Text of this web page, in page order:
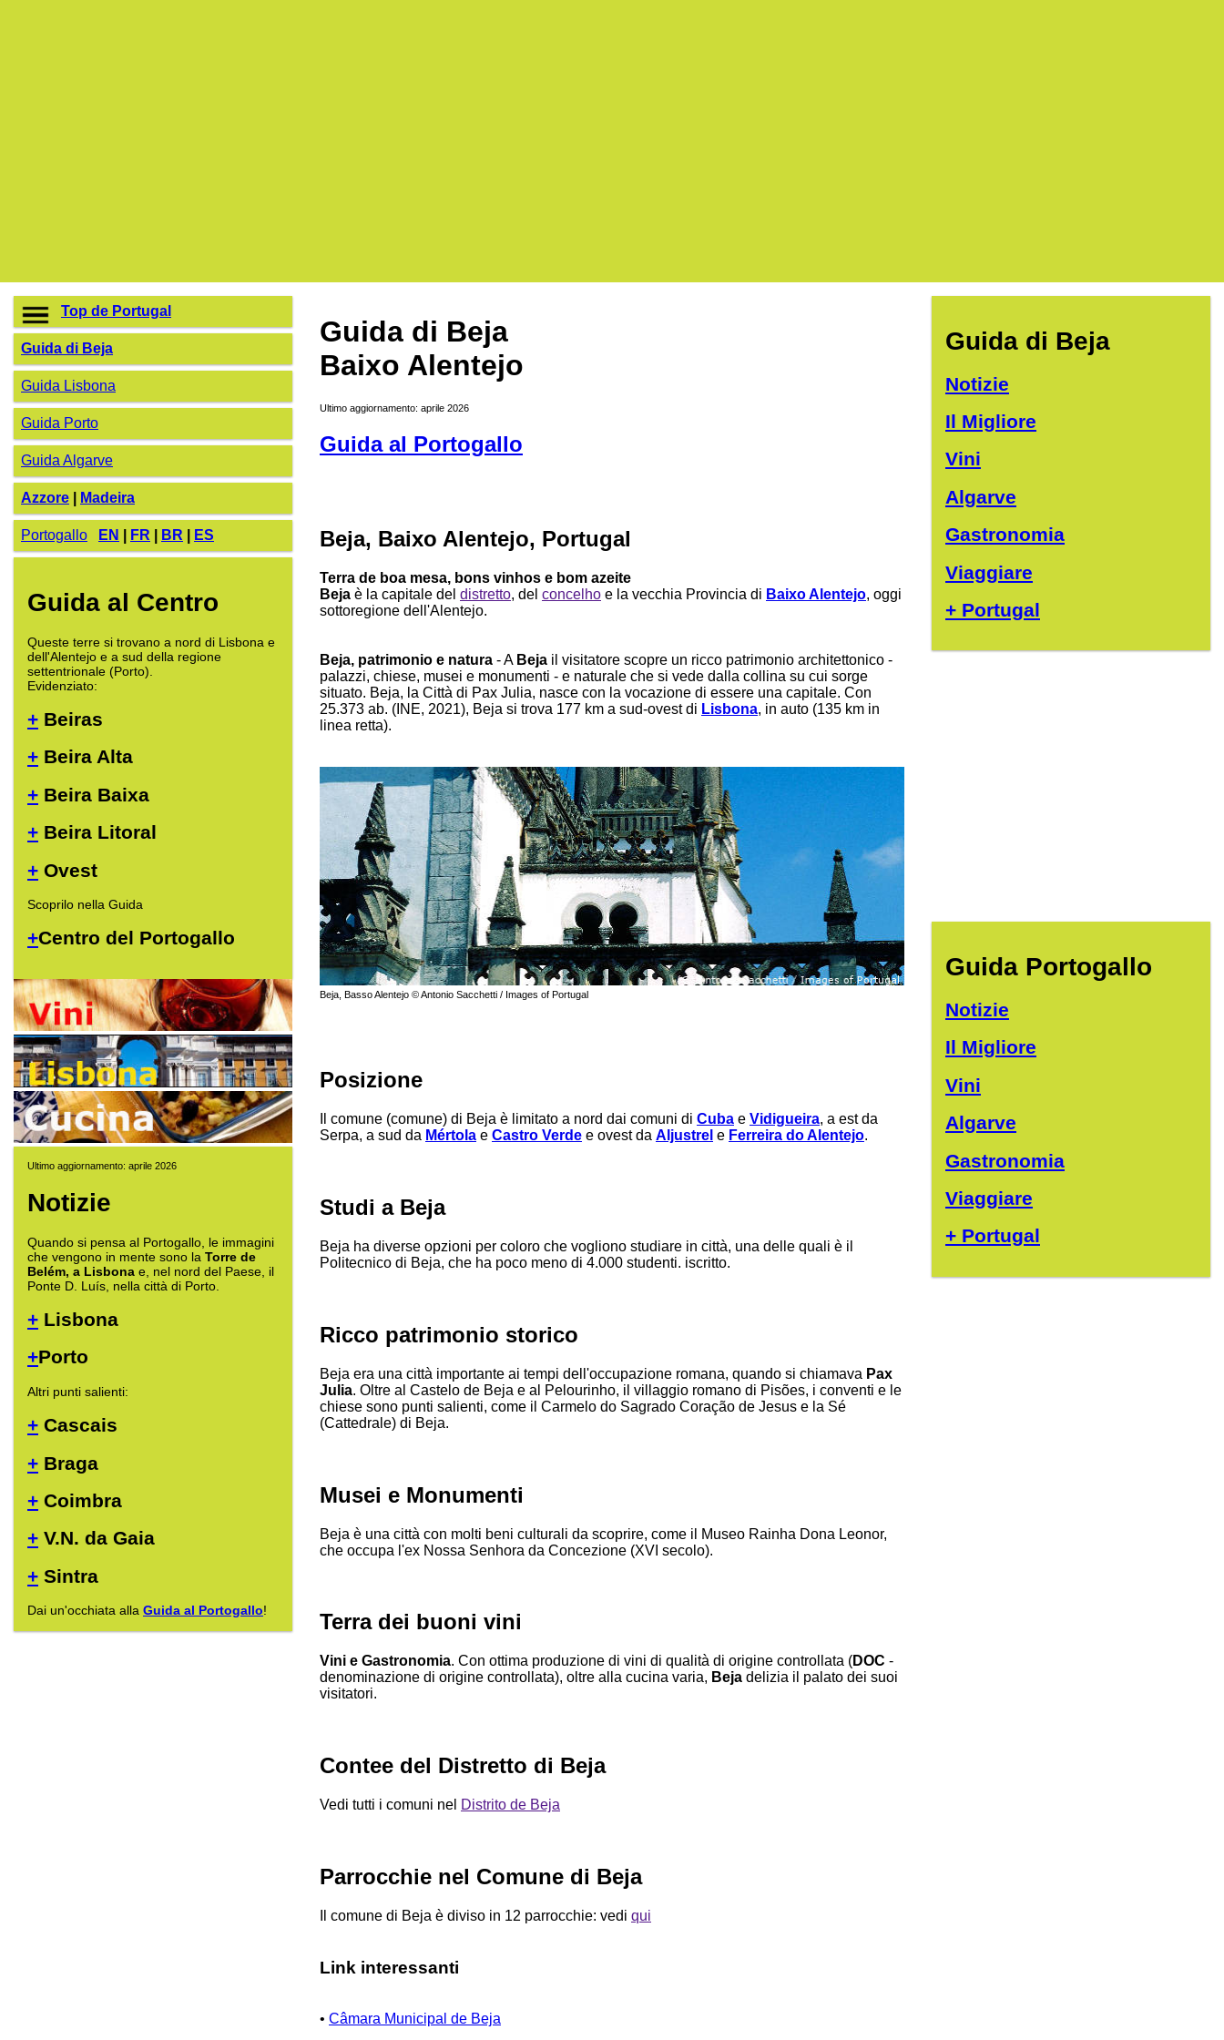
Top de Portugal
Guida di Beja
Guida Lisbona
Guida Porto
Guida Algarve
Azzore Madeira
Portogallo EN FR BR ES
Guida al Centro
Queste terre si trovano a nord di Lisbona e
dell'Alentejo e a sud della regione
settentrionale (Porto).
Evidenziato:
+ Beiras
+ Beira Alta
+ Beira Baixa
+ Beira Litoral
+ Ovest
Scoprilo nella Guida
+Centro del Portogallo
Ultimo aggiornamento: aprile 2026
Notizie
Quando si pensa al Portogallo, le immagini
che vengono in mente sono la Torre de
Belém, a Lisbona e, nel nord del Paese, il
Ponte D. Luís, nella città di Porto.
+ Lisbona
+Porto
Altri punti salienti:
+ Cascais
+ Braga
+ Coimbra
+ V.N. da Gaia
+ Sintra
Dai un'occhiata alla Guida al Portogallo!
Guida di Beja
Baixo Alentejo
Ultimo aggiornamento: aprile 2026
Guida al Portogallo
Beja, Baixo Alentejo, Portugal
Terra de boa mesa, bons vinhos e bom azeite
Beja è la capitale del distretto, del concelho e la vecchia Provincia di Baixo Alentejo, oggi
sottoregione dell'Alentejo.
Beja, patrimonio e natura - A Beja il visitatore scopre un ricco patrimonio architettonico -
palazzi, chiese, musei e monumenti - e naturale che si vede dalla collina su cui sorge
situato. Beja, la Città di Pax Julia, nasce con la vocazione di essere una capitale. Con
25.373 ab. (INE, 2021), Beja si trova 177 km a sud-ovest di Lisbona, in auto (135 km in
linea retta).
Beja, Basso Alentejo © Antonio Sacchetti / Images of Portugal
Posizione
Il comune (comune) di Beja è limitato a nord dai comuni di Cuba e Vidigueira, a est da
Serpa, a sud da Mértola e Castro Verde e ovest da Aljustrel e Ferreira do Alentejo.
Studi a Beja
Beja ha diverse opzioni per coloro che vogliono studiare in città, una delle quali è il
Politecnico di Beja, che ha poco meno di 4.000 studenti. iscritto.
Ricco patrimonio storico
Beja era una città importante ai tempi dell'occupazione romana, quando si chiamava Pax
Julia. Oltre al Castelo de Beja e al Pelourinho, il villaggio romano di Pisões, i conventi e le
chiese sono punti salienti, come il Carmelo do Sagrado Coração de Jesus e la Sé
(Cattedrale) di Beja.
Musei e Monumenti
Beja è una città con molti beni culturali da scoprire, come il Museo Rainha Dona Leonor,
che occupa l'ex Nossa Senhora da Concezione (XVI secolo).
Terra dei buoni vini
Vini e Gastronomia. Con ottima produzione di vini di qualità di origine controllata (DOC -
denominazione di origine controllata), oltre alla cucina varia, Beja delizia il palato dei suoi
visitatori.
Contee del Distretto di Beja
Vedi tutti i comuni nel Distrito de Beja
Parrocchie nel Comune di Beja
Il comune di Beja è diviso in 12 parrocchie: vedi qui
Link interessanti
• Câmara Municipal de Beja
Guida di Beja
Notizie
Il Migliore
Vini
Algarve
Gastronomia
Viaggiare
+ Portugal
Guida Portogallo
Notizie
Il Migliore
Vini
Algarve
Gastronomia
Viaggiare
+ Portugal